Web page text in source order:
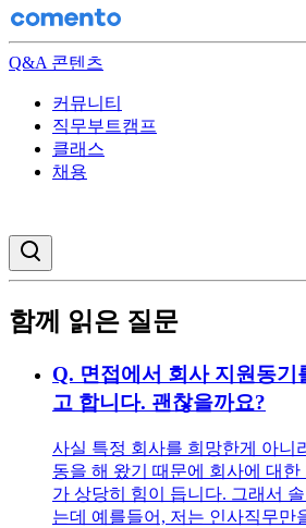
Q&A 콘텐츠
커뮤니티
직무부트캠프
클래스
채용
함께 읽은 질문
Q. 면접에서 회사 지원동기
고 합니다. 괜찮을까요?
사실 특정 회사를 희망한게 아니
동을 해 왔기 때문에 회사에 대한
가 상당히 힘이 듭니다. 그래서
는데 예를들어, 저는 인사직무만